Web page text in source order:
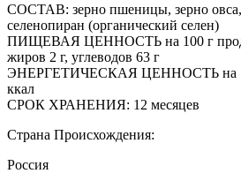
СОСТАВ: зерно пшеницы, зерно овса,
селенопиран (органический селен)
ПИЩЕВАЯ ЦЕННОСТЬ на 100 г
жиров 2 г, углеводов 63 г
ЭНЕРГЕТИЧЕСКАЯ ЦЕННОСТЬ на
ккал
СРОК ХРАНЕНИЯ: 12 месяцев
Страна Происхождения:
Россия